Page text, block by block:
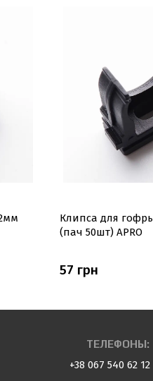
Клипса для
(пач 50шт) APRO
57 грн
ТЕЛЕФОНЫ:
+38 067 540 62 12